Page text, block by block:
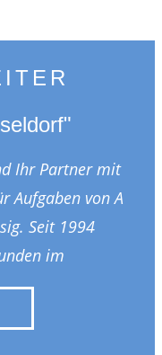
Ihr Partner mit
Aufgaben von A
Seit 1994
im